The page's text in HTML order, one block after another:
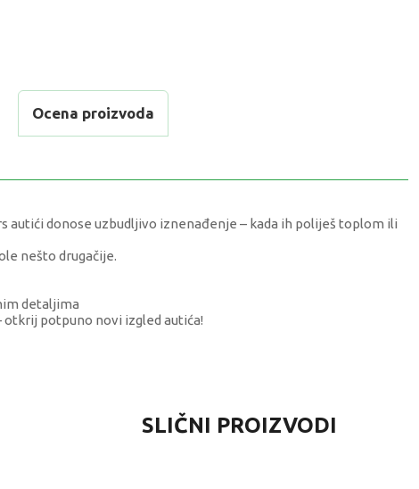
Ocena proizvoda
autići donose uzbudljivo iznenađenje – kada ih poliješ toplom ili
nešto drugačije.
detaljima
potpuno novi izgled autića!
Automobili
SLIČNI PROIZVODI